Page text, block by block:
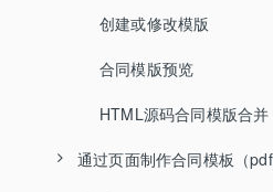
查询授权列表2.0
用户实名认证记录查询接口
查询证书有效期
扩展
创建或修改模版
合同模版预览
HTML源码合同模版合并